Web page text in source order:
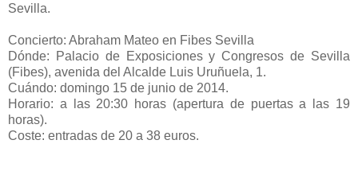
Sevilla.
Concierto: Abraham Mateo en Fibes Sevilla
Dónde: Palacio de Exposiciones y Congresos de Sevilla
(Fibes), avenida del Alcalde Luis Uruñuela, 1.
Cuándo: domingo 15 de junio de 2014.
Horario: a las 20:30 horas (apertura de puertas a las 19
horas).
Coste: entradas de 20 a 38 euros.